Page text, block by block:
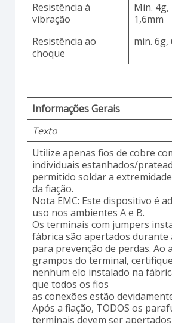
Resistência à
vibração
Min. 4g,
1,6mm
Resistência ao
choque
min. 6g,
Informações Gerais
Texto
Utilize apenas fios de cobre
individuais estanhados/
permitido soldar a
da fiação.
Nota EMC: Este dispositivo é
uso nos ambientes A e B.
Os terminais com jumpers
fábrica são apertados durante
para prevenção de perdas. Ao
grampos do terminal,
nenhum elo instalado na
que todos os fios
as conexões estão
Após a fiação, TODOS os
terminais devem ser